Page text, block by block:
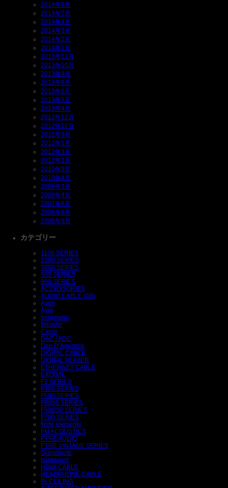
2014年8月
2014年7月
2014年4月
2014年3月
2014年2月
2014年1月
2013年11月
2013年10月
2013年9月
2013年8月
2013年6月
2013年5月
2013年4月
2012年12月
2012年10月
2012年9月
2012年5月
2012年3月
2012年1月
2010年9月
2010年4月
2009年3月
2008年4月
2007年6月
2006年8月
2000年9月
カテゴリー
1100 SERIES
2100 SERIES
3000 SERIES
500 SERIES
800 SERIES
ACCESSORIES
AUDIO CABLE (G6)
Ayon
Ayre
bergmann
Boulder
Cable
DAC / ADC
Dan D’Agostino
DIGITAL CABLE
DIGITAL PLAYER
ETHERNET CABLE
EXOGAL
F1 SERIES
F300 SERIES
F500 SERIES
F500S SERIES
F500SP SERIES
F700 SERIES
finite elemente
FM ACOUSTICS
FYNE AUDIO
FYNE VINTAGE SERIES
Grandinote
hardwired
HDMI CABLE
HEADPHONE CABLE
IN-CEILING